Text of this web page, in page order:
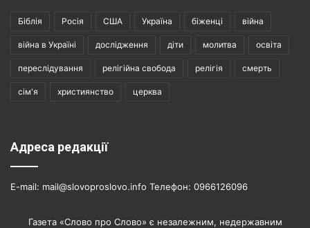
Біблія Росія США Україна біженці війна
війна в Україні дослідження діти молитва освіта
переслідування релігійна свобода релігія смерть
сім'я християнство церква
Адреса редакції
E-mail: mail@slovoproslovo.info Телефон: 0966126096
Газета «Слово про Слово» є незалежним, недержавним